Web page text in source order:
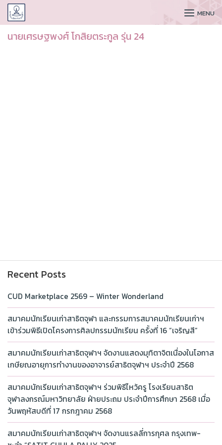
CUDAA MENU
นายเศรษฐพงศ์ โกสิยตระกูล รุ่น 24
Recent Posts
CUD Marketplace 2569 – Winter Wonderland
สมาคมนักเรียนเก่าสาธิตจุฬา และกรรมการสมาคมนักเรียนเก่าฯ
เข้าร่วมพิธีเปิดโครงการศิลปกรรมนักเรียน ครั้งที่ 16 “เจริญสี”
สมาคมนักเรียนเก่าสาธิตจุฬาฯ จัดงานแสดงมุทิตาจิตเนื่องในโอกาส
เกษียณอายุการทำงานของอาจารย์สาธิตจุฬาฯ ประจำปี 2568
สมาคมนักเรียนเก่าสาธิตจุฬาฯ ร่วมพิธีไหว้ครู โรงเรียนสาธิต
จุฬาลงกรณ์มหาวิทยาลัย ฝ่ายประถม ประจำปีการศึกษา 2568 เมื่อ
วันพฤหัสบดีที่ 17 กรกฎาคม 2568
สมาคมนักเรียนเก่าสาธิตจุฬาฯ จัดงานแรลลี่การกุศล กรุงเทพ-